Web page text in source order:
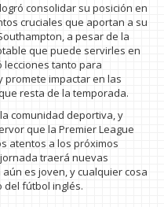
consolidar su posición en
cruciales que aportan a su
a pesar de la
que puede servirles en
tanto para
impactar en las
resta de la temporada.
comunidad deportiva, y
que la Premier League
atentos a los próximos
traerá nuevas
es joven, y cualquier cosa
del fútbol inglés.